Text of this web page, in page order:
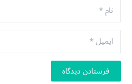
فرستادن دیدگاه